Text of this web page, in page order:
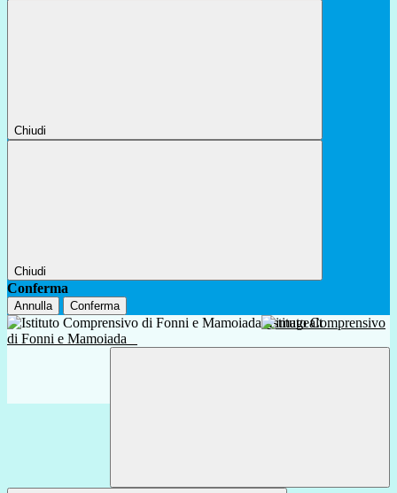
Chiudi
Chiudi
Conferma
Annulla Conferma
Istituto Comprensivo
di Fonni e Mamoiada